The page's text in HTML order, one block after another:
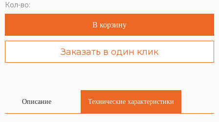
Кол-во:
В корзину
Заказать в один клик
Описание Технические характеристики